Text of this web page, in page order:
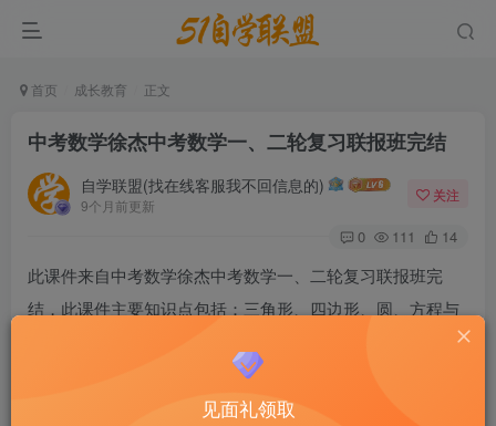
首页 成长教育 正文
中考数学徐杰中考数学一、二轮复习联报班完结
自学联盟(找在线客服我不回信息的)
9个月前更新
关注
0 111 14
此课件来自中考数学徐杰中考数学一、二轮复习联报班完
结，此课件主要知识点包括：三角形、四边形、圆、方程与
不等式、一次函数与反比例函数、二次函数、代数几何综合
初步、代数综合、几何变换、图形变换、中考真题精选讲
见面礼领取